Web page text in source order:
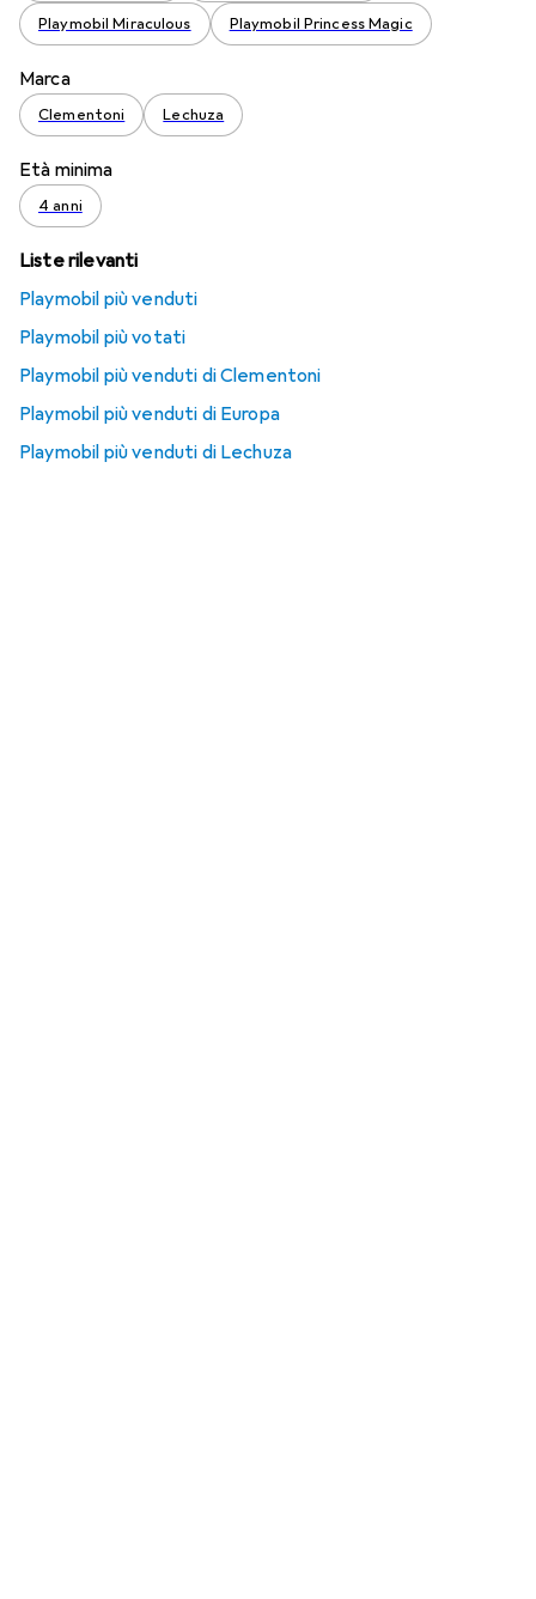
Playmobil Miraculous Playmobil Princess Magic
Marca
Clementoni Lechuza
Età minima
4 anni
Liste rilevanti
Playmobil più venduti
Playmobil più votati
Playmobil più venduti di Clementoni
Playmobil più venduti di Europa
Playmobil più venduti di Lechuza